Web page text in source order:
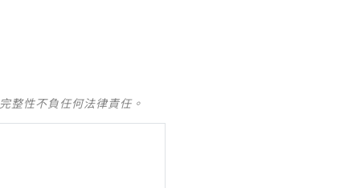
整性不負任何法律責任。